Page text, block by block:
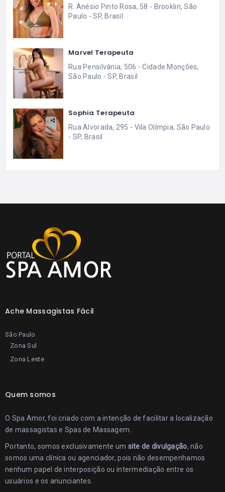
R. Anésio Pinto Rosa, 58 - Brooklin, São
Paulo - SP, Brasil
Marvel Terapeuta
Rua Pensilvânia, 506 - Cidade Monções,
São Paulo - SP, Brasil
Sophia Terapeuta
Rua Alvorada, 295 - Vila Olímpia, São Paulo
- SP, Brasil
Ache Massagistas Fácil
São Paulo
Zona Sul
Zona Leste
Quem somos
O Spa Amor, foi criado com a intenção de facilitar a localização
de massagistas e Spas de Massagem.
Portanto, somos exclusivamente um site de divulgação, não
somos uma clínica ou agenciador, pois não desempenhamos
nenhum papel de interposição ou intermediação entre os
usuários e os anunciantes.